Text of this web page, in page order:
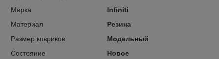
Марка
Infiniti
Материал
Резина
Размер ковриков
Модельный
Состояние
Новое